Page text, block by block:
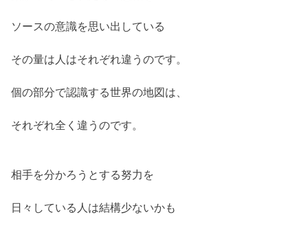
ソースの意識を思い出している
その量は人はそれぞれ違うのです。
個の部分で認識する世界の地図は、
それぞれ全く違うのです。
相手を分かろうとする努力を
日々している人は結構少ないかも